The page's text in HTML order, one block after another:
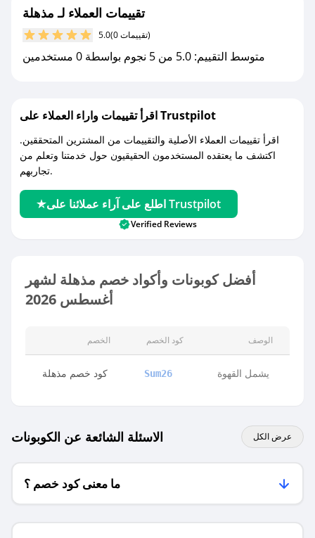
مع صحصح، تسوق بذكاء ووفّر على كل مشترياتك مع
تقييمات العملاء لـ مذهلة
5.0 (0 تقييمات)
متوسط التقييم: 5.0 من 5 نجوم بواسطة 0 مستخدمين
اقرأ تقييمات واراء العملاء على Trustpilot
اقرأ تقييمات العملاء الأصلية والتقييمات من المشترين المتحققين.
اكتشف ما يعتقده المستخدمون الحقيقيون حول خدمتنا وتعلم من
تجاربهم.
اطلع على آراء عملائنا على Trustpilot
Verified Reviews
أفضل كوبونات وأكواد خصم مذهلة لشهر
أغسطس 2026
الخصم كود الخصم الوصف
كود خصم مذهلة Sum26 يشمل القهوة
الاسئلة الشائعة عن الكوبونات عرض الكل
ما معنى كود خصم ؟